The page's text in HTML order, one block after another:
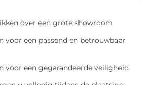
over een grote showroom
een passend en betrouwbaar
een gegarandeerde veiligheid